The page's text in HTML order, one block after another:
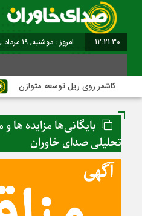
12:21:31 برابر با : Monday - 10 August - 2026
کاشمر روی ریل توسعه متوازن
بایگانی‌ها مزایده ها
تحلیلی صدای خاوران